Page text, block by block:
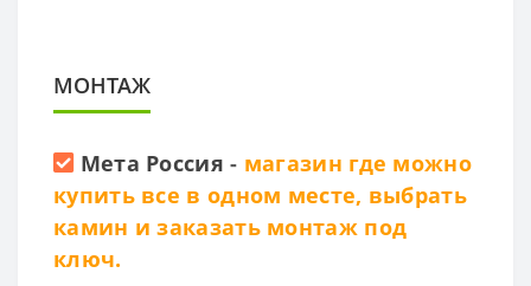
МОНТАЖ
Мета Россия - магазин где можно
купить все в одном месте, выбрать
камин и заказать монтаж под
ключ.